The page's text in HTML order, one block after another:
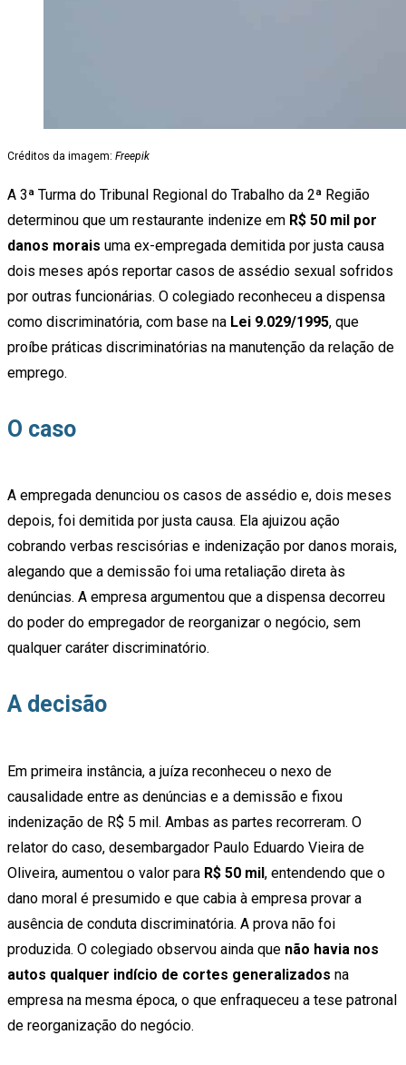
Créditos da imagem: Freepik
A 3ª Turma do Tribunal Regional do Trabalho da 2ª Região
determinou que um restaurante indenize em R$ 50 mil por
danos morais uma ex-empregada demitida por justa causa
dois meses após reportar casos de assédio sexual sofridos
por outras funcionárias. O colegiado reconheceu a dispensa
como discriminatória, com base na Lei 9.029/1995, que
proíbe práticas discriminatórias na manutenção da relação de
emprego.
O caso
A empregada denunciou os casos de assédio e, dois meses
depois, foi demitida por justa causa. Ela ajuizou ação
cobrando verbas rescisórias e indenização por danos morais,
alegando que a demissão foi uma retaliação direta às
denúncias. A empresa argumentou que a dispensa decorreu
do poder do empregador de reorganizar o negócio, sem
qualquer caráter discriminatório.
A decisão
Em primeira instância, a juíza reconheceu o nexo de
causalidade entre as denúncias e a demissão e fixou
indenização de R$ 5 mil. Ambas as partes recorreram. O
relator do caso, desembargador Paulo Eduardo Vieira de
Oliveira, aumentou o valor para R$ 50 mil, entendendo que o
dano moral é presumido e que cabia à empresa provar a
ausência de conduta discriminatória. A prova não foi
produzida. O colegiado observou ainda que não havia nos
autos qualquer indício de cortes generalizados na
empresa na mesma época, o que enfraqueceu a tese patronal
de reorganização do negócio.